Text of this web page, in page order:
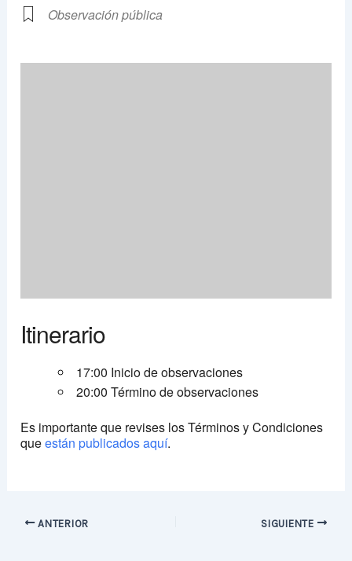
Observación pública
Itinerario
17:00 Inicio de observaciones
20:00 Término de observaciones
Es importante que revises los Términos y Condiciones
queestán publicados aquí.
ANTERIOR SIGUIENTE